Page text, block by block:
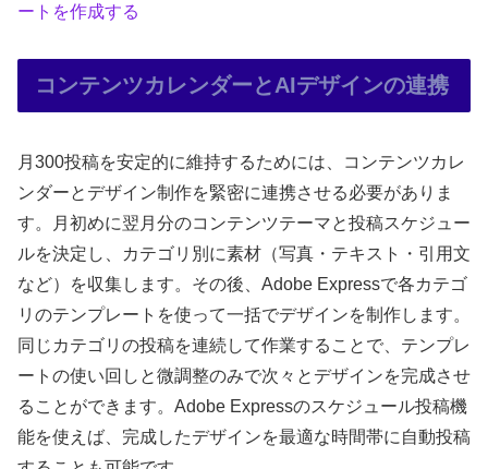
ートを作成する
コンテンツカレンダーとAIデザインの連携
月300投稿を安定的に維持するためには、コンテンツカレ
ンダーとデザイン制作を緊密に連携させる必要がありま
す。月初めに翌月分のコンテンツテーマと投稿スケジュー
ルを決定し、カテゴリ別に素材（写真・テキスト・引用文
など）を収集します。その後、Adobe Expressで各カテゴ
リのテンプレートを使って一括でデザインを制作します。
同じカテゴリの投稿を連続して作業することで、テンプレ
ートの使い回しと微調整のみで次々とデザインを完成させ
ることができます。Adobe Expressのスケジュール投稿機
能を使えば、完成したデザインを最適な時間帯に自動投稿